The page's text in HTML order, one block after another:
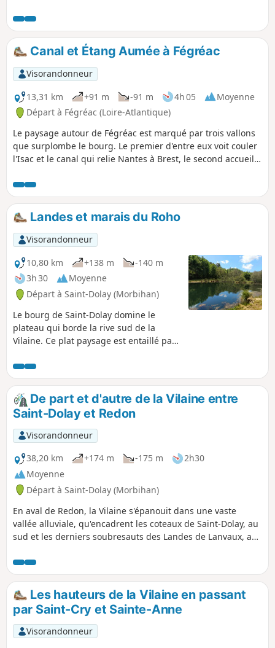
sérénité.
Canal et Étang Aumée à Fégréac
Visorandonneur
13,31 km
+91 m -91 m 4h 05
Moyenne
Départ à Fégréac (Loire-Atlantique)
Le paysage autour de Fégréac est marqué par trois vallons
que surplombe le bourg. Le premier d'entre eux voit couler
l'Isac et le canal qui relie Nantes à Brest, le second accueille
troisième a été transformé en un grand étang qui
alimentait autrefois le Moulin Aumée. Tous convergent vers
la Vilaine qu'on retrouve à l'écluse du Bellion. Après avoir
relié tous ces lieux que l'eau domine, on revient au départ
en suivant le canal.
Landes et marais du Roho
Visorandonneur
10,80 km
+138 m
-140 m
3h 30
Moyenne
Départ à Saint-Dolay (Morbihan)
Le bourg de Saint-Dolay domine le
plateau qui borde la rive sud de la
Vilaine. Ce plat paysage est entaillé par
où coule le ruisseau du Moulin Neuf.
Alors que les landes occupent les
pentes et hauteurs du vallon, des
marais et tourbières en tapissent le
fond. Ajoutez à cette variété végétale
une diversité géologique remarquable,
et vous aurez bien des raisons de
parcourir ce circuit.
De part et d'autre de la Vilaine entre
Saint-Dolay et Redon
Visorandonneur
38,20 km
+174 m -175 m
2h30
Moyenne
Départ à Saint-Dolay (Morbihan)
En aval de Redon, la Vilaine s'épanouit dans une vaste
vallée alluviale, qu'encadrent les coteaux de Saint-Dolay, au
sud et les derniers soubresauts des Landes de Lanvaux, au
omniprésente et a façonné le paysage.
Les hauteurs de la Vilaine en passant
par Saint-Cry et Sainte-Anne
Visorandonneur